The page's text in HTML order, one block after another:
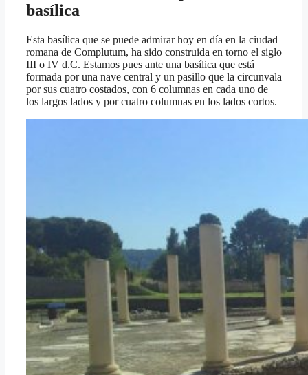
basílica
Esta basílica que se puede admirar hoy en día en la ciudad
romana de Complutum, ha sido construida en torno el siglo
III o IV d.C. Estamos pues ante una basílica que está
formada por una nave central y un pasillo que la circunvala
por sus cuatro costados, con 6 columnas en cada uno de
los largos lados y por cuatro columnas en los lados cortos.